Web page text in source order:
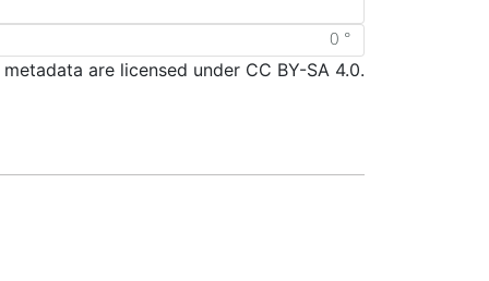
are licensed under CC BY-SA 4.0.